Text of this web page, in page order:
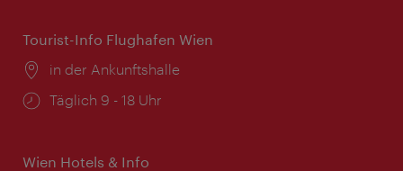
Tourist-Info Flughafen Wien
Ort:
in der Ankunftshalle
Öffnungszeiten:
Täglich 9 - 18 Uhr
Wien Hotels & Info